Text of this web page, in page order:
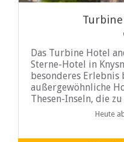
Das Turbine Hotel
Sterne-Hotel in
besonderes Erlebnis
außergewöhnliche
Thesen-Inseln, die
Orten an der Garden
Heute